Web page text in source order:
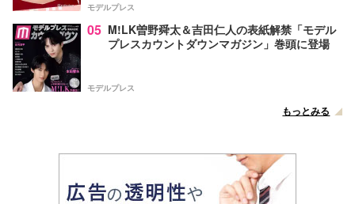
モデルプレス
05 M!LK曽野舜太＆吉田仁人の表紙解禁「モデル
プレスカウントダウンマガジン」巻頭に登場
モデルプレス
もっとみる